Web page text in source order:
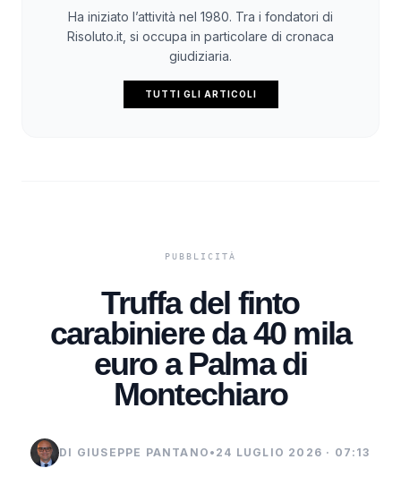
Ha iniziato l’attività nel 1980. Tra i fondatori di
Risoluto.it, si occupa in particolare di cronaca
giudiziaria.
TUTTI GLI ARTICOLI
Truffa del finto
carabiniere da 40 mila
euro a Palma di
Montechiaro
DI GIUSEPPE PANTANO • 24 LUGLIO 2026 · 07:13